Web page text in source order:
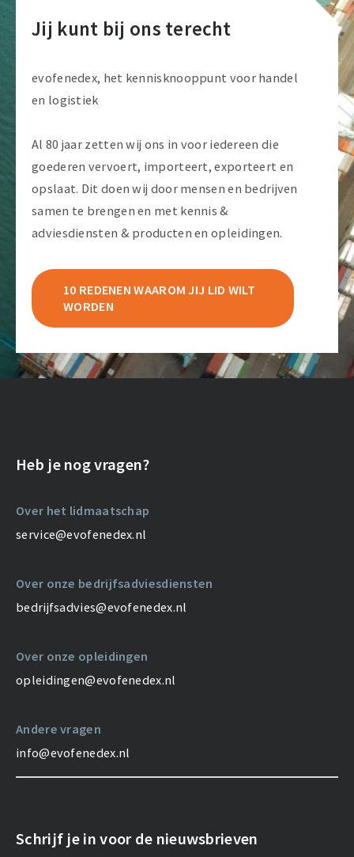
Jij kunt bij ons terecht
evofenedex, het kennisknooppunt voor handel
en logistiek
Al 80 jaar zetten wij ons in voor iedereen die
goederen vervoert, importeert, exporteert en
opslaat. Dit doen wij door mensen en bedrijven
samen te brengen en met kennis &
adviesdiensten & producten en opleidingen.
10 REDENEN WAAROM JIJ LID WILT
WORDEN
Heb je nog vragen?
Over het lidmaatschap
service@evofenedex.nl
Over onze bedrijfsadviesdiensten
bedrijfsadvies@evofenedex.nl
Over onze opleidingen
opleidingen@evofenedex.nl
Andere vragen
info@evofenedex.nl
Schrijf je in voor de nieuwsbrieven